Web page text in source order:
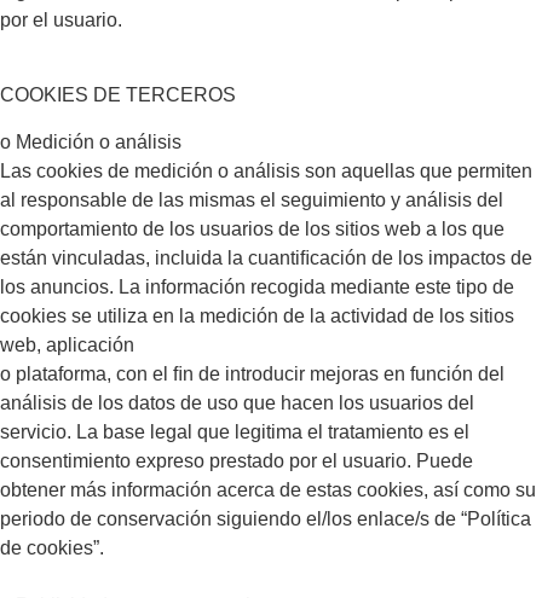
por el usuario.
COOKIES DE TERCEROS
o Medición o análisis
Las cookies de medición o análisis son aquellas que permiten
al responsable de las mismas el seguimiento y análisis del
comportamiento de los usuarios de los sitios web a los que
están vinculadas, incluida la cuantiﬁcación de los impactos de
los anuncios. La información recogida mediante este tipo de
cookies se utiliza en la medición de la actividad de los sitios
web, aplicación
o plataforma, con el ﬁn de introducir mejoras en función del
análisis de los datos de uso que hacen los usuarios del
servicio. La base legal que legitima el tratamiento es el
consentimiento expreso prestado por el usuario. Puede
obtener más información acerca de estas cookies, así como su
periodo de conservación siguiendo el/los enlace/s de “Política
de cookies”.